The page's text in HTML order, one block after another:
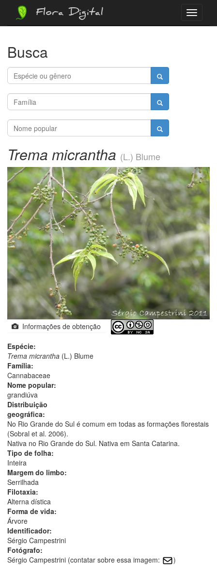
Menu
Flora Digital
Busca
Trema micrantha (L.) Blume
Informações de obtenção
Espécie:
Trema micrantha (L.) Blume
Família:
Cannabaceae
Nome popular:
grandiúva
Distribuição
geográfica:
No Rio Grande do Sul é comum em todas as formações florestais
(Sobral et al. 2006).
Nativa no Rio Grande do Sul. Nativa em Santa Catarina.
Tipo de folha:
Inteira
Margem do limbo:
Serrilhada
Filotaxia:
Alterna dística
Forma de vida:
Árvore
Identificador:
Sérgio Campestrini
Fotógrafo:
Sérgio Campestrini (contatar sobre essa imagem:
)